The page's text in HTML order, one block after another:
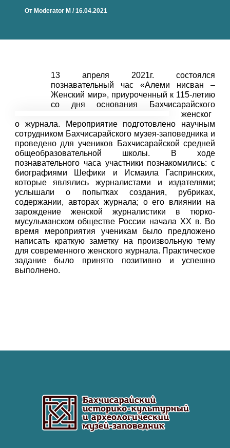
От Moderator M /16.04.2021
13 апреля 2021г. состоялся
познавательный час «Алеми нисван –
Женский мир», приуроченный к 115-летию
со дня основания Бахчисарайского
женског
о журнала. Мероприятие подготовлено научным
сотрудником Бахчисарайского музея-заповедника и
проведено для учеников Бахчисарайской средней
общеобразовательной школы. В ходе
познавательного часа участники познакомились: с
биографиями Шефики и Исмаила Гаспринских,
которые являлись журналистами и издателями;
услышали о попытках создания, рубриках,
содержании, авторах журнала; о его влиянии на
зарождение женской журналистики в тюрко-
мусульманском обществе России начала ХХ в. Во
время мероприятия ученикам было предложено
написать краткую заметку на произвольную тему
для современного женского журнала. Практическое
задание было принято позитивно и успешно
выполнено.